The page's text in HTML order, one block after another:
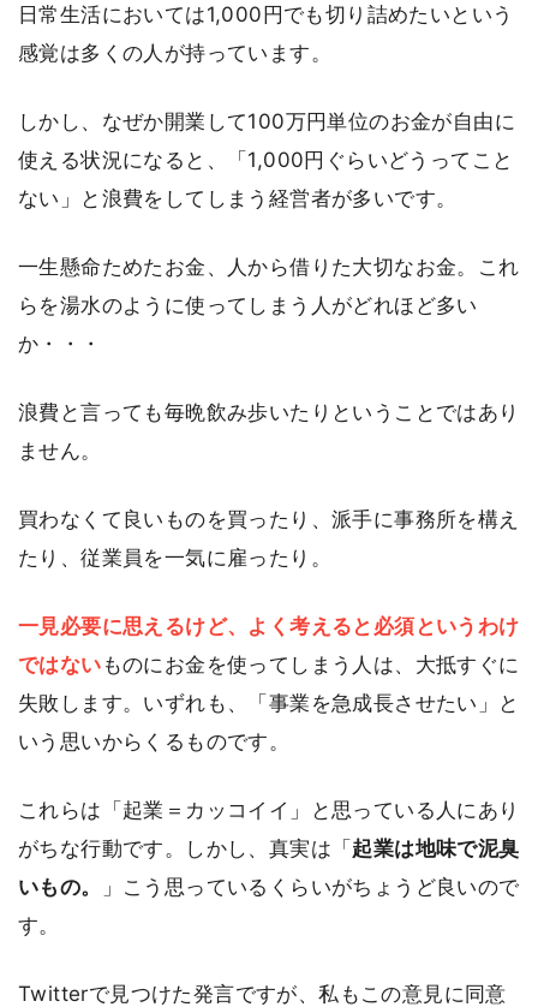
日常生活においては1,000円でも切り詰めたいという
感覚は多くの人が持っています。
しかし、なぜか開業して100万円単位のお金が自由に
使える状況になると、「1,000円ぐらいどうってこと
ない」と浪費をしてしまう経営者が多いです。
一生懸命ためたお金、人から借りた大切なお金。これ
らを湯水のように使ってしまう人がどれほど多い
か・・・
浪費と言っても毎晩飲み歩いたりということではあり
ません。
買わなくて良いものを買ったり、派手に事務所を構え
たり、従業員を一気に雇ったり。
一見必要に思えるけど、よく考えると必須というわけ
ではない ものにお金を使ってしまう人は、大抵すぐに
失敗します。いずれも、「事業を急成長させたい」と
いう思いからくるものです。
これらは「起業＝カッコイイ」と思っている人にあり
がちな行動です。しかし、真実は「起業は地味で泥臭
いもの。
」こう思っているくらいがちょうど良いので
す。
Twitterで見つけた発言ですが、私もこの意見に同意